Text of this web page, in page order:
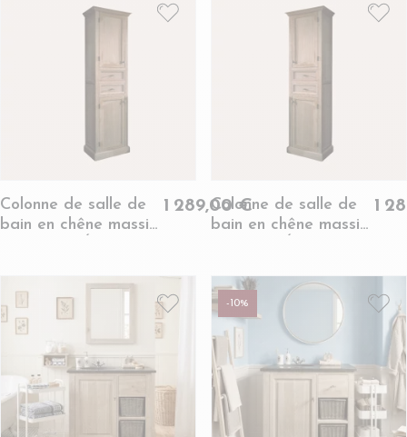
Colonne de salle de
bain en chêne massif
1 289,00 €Colonne de salle de
bain en chêne massif
1
-10%